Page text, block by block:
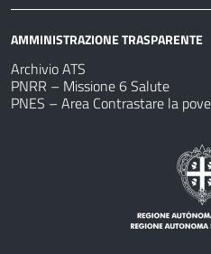
AMMINISTRAZIONE TRASPARENTE
Archivio ATS
PNRR – Missione 6 Salute
PNES – Area Contrastare la